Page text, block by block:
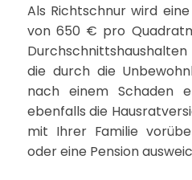
Als Richtschnur wird
von 650 € pro
die durch die
nach einem Schaden
ebenfalls die
mit Ihrer Familie
oder eine Pension